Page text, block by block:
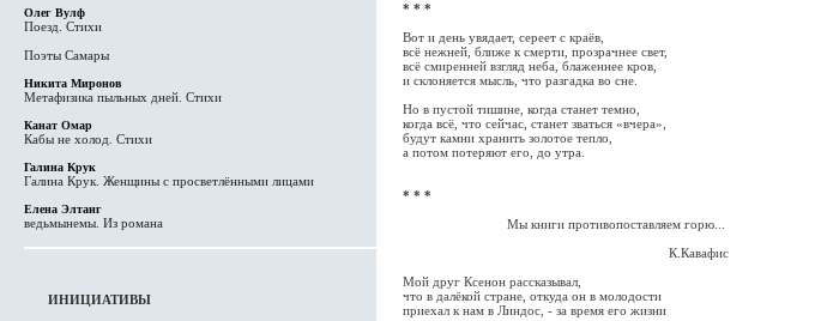
Олег Вулф
Поезд. Стихи
Поэты Самары
Никита Миронов
Метафизика пыльных дней. Стихи
Канат Омар
Кабы не холод. Стихи
Галина Крук
Галина Крук. Женщины с просветлёнными лицами
Елена Элтанг
ведьмынемы. Из романа
ИНИЦИАТИВЫ
* * *
Вот и день увядает, сереет с краёв,
всё нежней, ближе к смерти, прозрачнее свет,
всё смиренней взгляд неба, блаженнее кров,
и склоняется мысль, что разгадка во сне.
Но в пустой тишине, когда станет темно,
когда всё, что сейчас, станет зваться «вчера»,
будут камни хранить золотое тепло,
а потом потеряют его, до утра.
* * *
Мы книги противопоставляем горю...
К.Кавафис
Мой друг Ксенон рассказывал,
что в далёкой стране, откуда он в молодости
приехал к нам в Линдос, - за время его жизни